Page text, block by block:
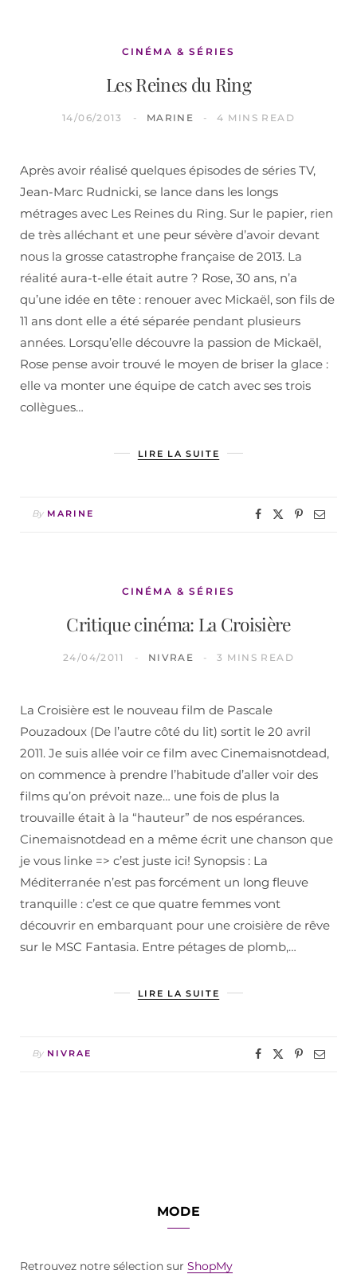
CINÉMA & SÉRIES
Les Reines du Ring
14/06/2013 MARINE 4 MINS READ
Après avoir réalisé quelques épisodes de séries TV,
Jean-Marc Rudnicki, se lance dans les longs
métrages avec Les Reines du Ring. Sur le papier, rien
de très alléchant et une peur sévère d’avoir devant
nous la grosse catastrophe française de 2013. La
réalité aura-t-elle était autre ? Rose, 30 ans, n’a
qu’une idée en tête : renouer avec Mickaël, son fils de
11 ans dont elle a été séparée pendant plusieurs
années. Lorsqu’elle découvre la passion de Mickaël,
Rose pense avoir trouvé le moyen de briser la glace :
elle va monter une équipe de catch avec ses trois
collègues…
LIRE LA SUITE
By MARINE
CINÉMA & SÉRIES
Critique cinéma: La Croisière
24/04/2011 NIVRAE 3 MINS READ
La Croisière est le nouveau film de Pascale
Pouzadoux (De l’autre côté du lit) sortit le 20 avril
2011. Je suis allée voir ce film avec Cinemaisnotdead,
on commence à prendre l’habitude d’aller voir des
films qu’on prévoit naze… une fois de plus la
trouvaille était à la “hauteur” de nos espérances.
Cinemaisnotdead en a même écrit une chanson que
je vous linke => c’est juste ici! Synopsis : La
Méditerranée n’est pas forcément un long fleuve
tranquille : c’est ce que quatre femmes vont
découvrir en embarquant pour une croisière de rêve
sur le MSC Fantasia. Entre pétages de plomb,…
LIRE LA SUITE
By NIVRAE
MODE
Retrouvez notre sélection sur ShopMy